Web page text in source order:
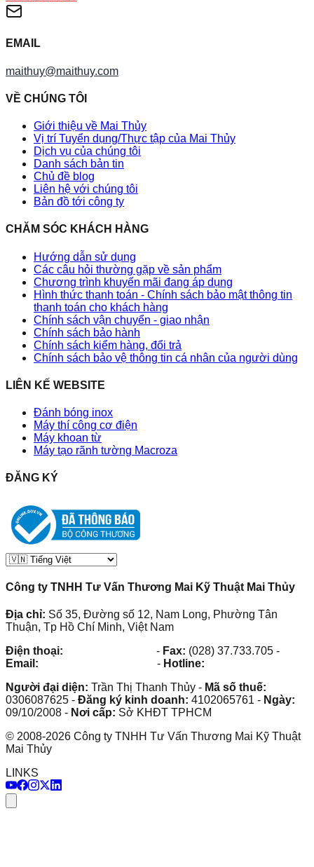
EMAIL
maithuy@maithuy.com
VỀ CHÚNG TÔI
Giới thiệu về Mai Thủy
Vị trí Tuyển dụng/Thực tập của Mai Thủy
Dịch vụ của chúng tôi
Danh sách bản tin
Chủ đề blog
Liên hệ với chúng tôi
Bản đồ tới công ty
CHĂM SÓC KHÁCH HÀNG
Hướng dẫn sử dụng
Các câu hỏi thường gặp về sản phẩm
Chương trình khuyến mãi đang áp dụng
Hình thức thanh toán - Chính sách bảo mật thông tin
thanh toán cho khách hàng
Chính sách vận chuyển - giao nhận
Chính sách bảo hành
Chính sách kiểm hàng, đổi trả
Chính sách bảo vệ thông tin cá nhân của người dùng
LIÊN KẾ WEBSITE
Đánh bóng inox
Máy thí công cơ điện
Máy khoan từ
Máy tạo rãnh tường Macroza
ĐĂNG KÝ
Công ty TNHH Tư Vấn Thương Mai Kỹ Thuật Mai Thủy
Địa chỉ: Số 35, Đường số 12, Nam Long, Phường Tân
Thuận, Tp Hồ Chí Minh, Việt Nam
Điện thoại:
- Fax: (028) 37.733.705 -
Email:
- Hotline:
Người đại diện: Trần Thị Thanh Thủy - Mã số thuế:
0306087625 - Đăng ký kinh doanh: 4102065761 - Ngày:
09/10/2008 - Nơi cấp: Sở KHĐT TPHCM
© 2008-2026 Công ty TNHH Tư Vấn Thương Mai Kỹ Thuật
Mai Thủy
LINKS